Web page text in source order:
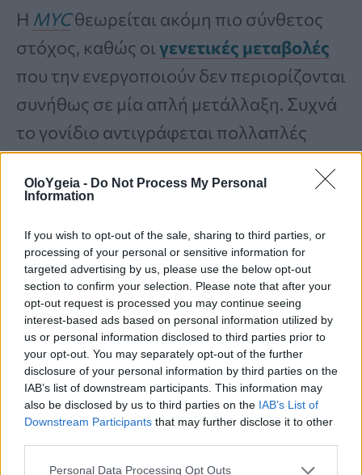
OloYgeia - Do Not Process My Personal
Information
If you wish to opt-out of the sale, sharing to third parties, or
processing of your personal or sensitive information for
targeted advertising by us, please use the below opt-out
section to confirm your selection. Please note that after your
opt-out request is processed you may continue seeing
interest-based ads based on personal information utilized by
us or personal information disclosed to third parties prior to
your opt-out. You may separately opt-out of the further
disclosure of your personal information by third parties on the
IAB’s list of downstream participants. This information may
also be disclosed by us to third parties on the IAB’s List of
Downstream Participants that may further disclose it to other
Personal Data Processing Opt Outs
Η MYCθεωρείται ακόμη πιο σύνθετος
στόχος, καθώς οι γενετικές μεταβολές
που την ενεργοποιούν δεν περιορίζονται
συνήθως σε μία απλή μετάλλαξη. Συχνά
το γονίδιο αντιγράφεται πολλαπλές
φορές ή ενεργοποιείται μέσω άλλων
μηχανισμών, οδηγώντας σε
Μία από τις πιο προχωρημένες
ερευνητικές προσπάθειες αφορά το
OMO-103,ένα πειραματικό φάρμακο
της ισπανικής Peptomyc. Πρόκειται για
μια«μίνι πρωτεΐνη»που παρεμβαίνει
στις αλληλεπιδράσεις της MYC και έχει
ήδη δώσει ενθαρρυντικά αποτελέσματα